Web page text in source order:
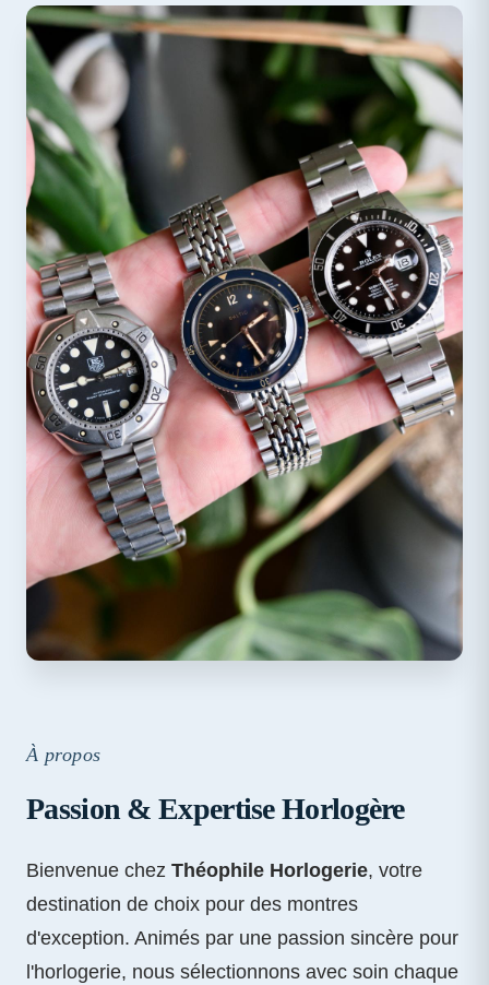
À propos
Passion & Expertise Horlogère
Bienvenue chez Théophile Horlogerie, votre
destination de choix pour des montres
d'exception. Animés par une passion sincère pour
l'horlogerie, nous sélectionnons avec soin chaque